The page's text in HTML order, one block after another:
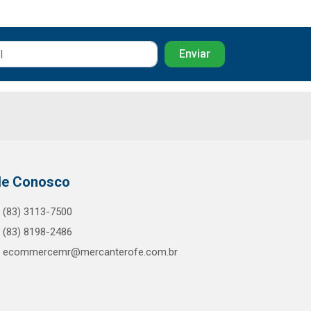
Conosco
(83) 3113-7500
(83) 8198-2486
ecommercemr@mercanterofe.com.br